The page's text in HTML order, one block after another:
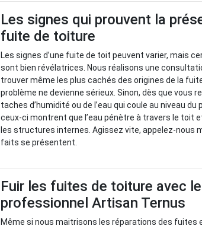
Les signes qui prouvent la
fuite de toiture
Les signes d’une fuite de toit peuvent varier, mais
sont bien révélatrices. Nous réalisons une
trouver même les plus cachés des origines de la
problème ne devienne sérieux. Sinon, dès que vous
taches d’humidité ou de l’eau qui coule au niveau
ceux-ci montrent que l’eau pénètre à travers le toit
les structures internes. Agissez vite, appelez-nous
faits se présentent.
Fuir les fuites de toiture avec
professionnel Artisan Ternus
Même si nous maitrisons les réparations des fuites